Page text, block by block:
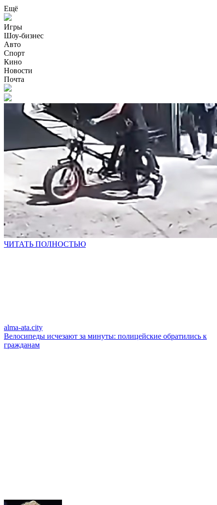
Ещё
Игры
Шоу-бизнес
Авто
Спорт
Кино
Новости
Почта
ЧИТАТЬ ПОЛНОСТЬЮ
alma-ata.city
Велосипеды исчезают за минуты: полицейские обратились к
гражданам